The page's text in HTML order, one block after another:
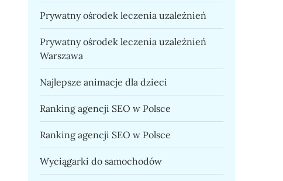
Prywatny ośrodek leczenia uzależnień
Prywatny ośrodek leczenia uzależnień
Warszawa
Najlepsze animacje dla dzieci
Ranking agencji SEO w Polsce
Ranking agencji SEO w Polsce
Wyciągarki do samochodów